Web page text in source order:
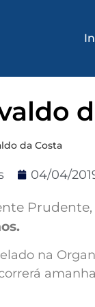
da Costa
04/04/
Prudente,
na